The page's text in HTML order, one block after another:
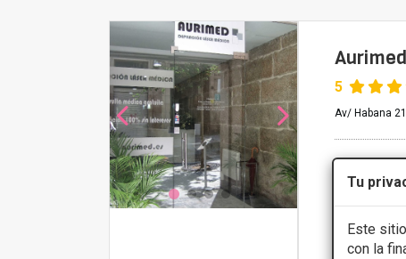
Tu
Este
con la
Aurimed
5
Av/ Habana
Mesoterapia